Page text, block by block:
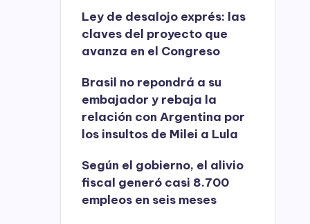
Ley de desalojo exprés: las
claves del proyecto que
avanza en el Congreso
Brasil no repondrá a su
embajador y rebaja la
relación con Argentina por
los insultos de Milei a Lula
Según el gobierno, el alivio
fiscal generó casi 8.700
empleos en seis meses